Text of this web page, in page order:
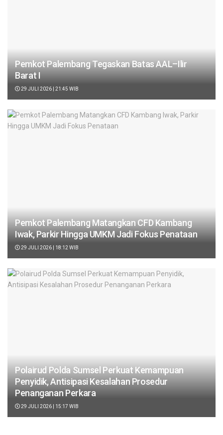
Pemkot Palembang Tegaskan Batas AAL–Ilir
Barat I
29 JULI 2026 | 21:45 WIB
Pemkot Palembang Matangkan CFD Kambang
Iwak, Parkir Hingga UMKM Jadi Fokus Penataan
29 JULI 2026 | 18:12 WIB
Polairud Polda Sumsel Perkuat Kemampuan
Penyidik, Antisipasi Kesalahan Prosedur
Penanganan Perkara
29 JULI 2026 | 15:17 WIB